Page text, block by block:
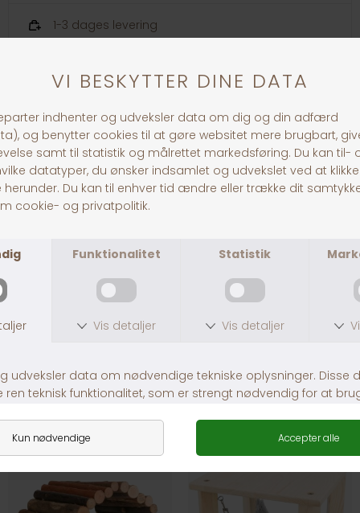
1-3 dages levering
DKK 59,00
DKK 49,00